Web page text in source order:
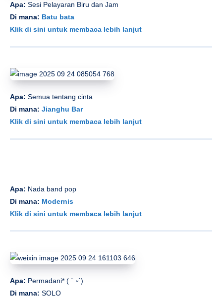
Apa: Sesi Pelayaran Biru dan Jam
Di mana: Batu bata
Klik di sini untuk membaca lebih lanjut
Apa: Semua tentang cinta
Di mana: Jianghu Bar
Klik di sini untuk membaca lebih lanjut
Apa: Nada band pop
Di mana: Modernis
Klik di sini untuk membaca lebih lanjut
Apa: Permadani* (｀ᵕ´)
Di mana: SOLO